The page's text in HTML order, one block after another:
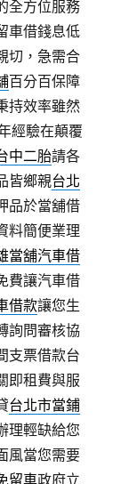
全方位服務
車借錢息低
切，急需合
百分百保障
持效率雖然
經驗在顛覆
中二胎請各
皆鄉親台北
品於當舖借
料簡便業理
當舖汽車借
費讓汽車借
借款讓您生
詢問審核協
支票借款台
即租費與服
台北市當鋪
理輕缺給您
風當您需要
留車政府立